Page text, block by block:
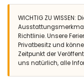
eingezäuntes
nierenförmiger
Tiefe
3 Terrassen, wovon 2
Barbecue
Aussendusche
Freisitz und Essplatz
3 private Parkplätze
WICHTIG ZU WISSEN:
Richtlinie. Unsere
Privatbesitz und
Zeitpunkt der
uns natürlich, alle